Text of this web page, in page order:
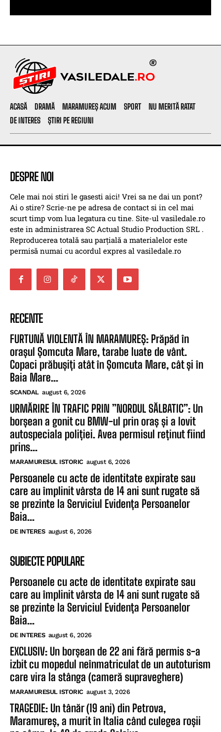
ACASĂ DRAMĂ MARAMUREȘ ACUM SPORT
NU MERITĂ RATAT
DE INTERES
ȘTIRI PE REGIUNI
DESPRE NOI
Cele mai noi stiri le gasesti aici! Vrei sa ne dai un pont?
Ai o stire? Scrie-ne pe adresa de contact si in cel mai
scurt timp vom lua legatura cu tine. Site-ul vasiledale.ro
este in administrarea SC Actual Studio Production SRL .
Reproducerea totală sau parțială a materialelor este
permisă numai cu acordul expres al vasiledale.ro
RECENTE
FURTUNĂ VIOLENTĂ ÎN MARAMUREȘ: Prăpăd în
orașul Șomcuta Mare, tarabe luate de vânt.
Copaci prăbușiți atât în Șomcuta Mare, cât și în
Baia Mare...
SCANDAL august 6, 2026
URMĂRIRE ÎN TRAFIC PRIN ”NORDUL SĂLBATIC”: Un
borșean a gonit cu BMW-ul prin oraș și a lovit
autospeciala poliției. Avea permisul reținut fiind
prins...
MARAMURESUL ISTORIC august 6, 2026
Persoanele cu acte de identitate expirate sau
care au împlinit vârsta de 14 ani sunt rugate să
se prezinte la Serviciul Evidența Persoanelor
Baia...
DE INTERES august 6, 2026
SUBIECTE POPULARE
Persoanele cu acte de identitate expirate sau
care au împlinit vârsta de 14 ani sunt rugate să
se prezinte la Serviciul Evidența Persoanelor
Baia...
DE INTERES august 6, 2026
EXCLUSIV: Un borșean de 22 ani fără permis s-a
izbit cu mopedul neînmatriculat de un autoturism
care vira la stânga (cameră supraveghere)
MARAMURESUL ISTORIC august 3, 2026
TRAGEDIE: Un tânăr (19 ani) din Petrova,
Maramureș, a murit în Italia când culegea roșii